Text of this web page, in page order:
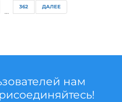
...
362 ДАЛЕЕ
нам